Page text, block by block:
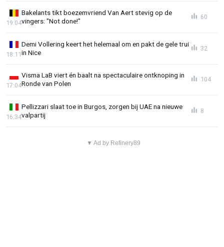
Bakelants tikt boezemvriend Van Aert stevig op de
vingers: "Not done!"
19:04
60
Demi Vollering keert het helemaal om en pakt de gele trui
in Nice
18:11
32
Visma LaB viert én baalt na spectaculaire ontknoping in
Ronde van Polen
17:04
104
Pellizzari slaat toe in Burgos, zorgen bij UAE na nieuwe
valpartij
16:34
8
▼ Ad by Refinery89